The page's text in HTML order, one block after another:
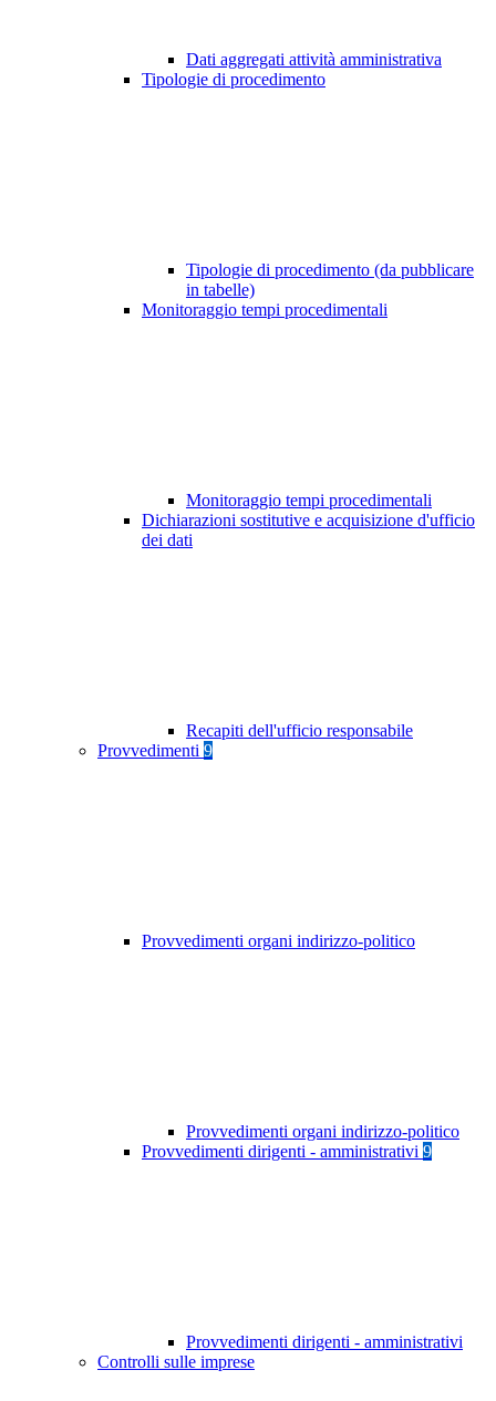
Dati aggregati attività amministrativa
Tipologie di procedimento
Tipologie di procedimento (da pubblicare
in tabelle)
Monitoraggio tempi procedimentali
Monitoraggio tempi procedimentali
Dichiarazioni sostitutive e acquisizione d'ufficio
dei dati
Recapiti dell'ufficio responsabile
Provvedimenti 9
Provvedimenti organi indirizzo-politico
Provvedimenti organi indirizzo-politico
Provvedimenti dirigenti - amministrativi 9
Provvedimenti dirigenti - amministrativi
Controlli sulle imprese